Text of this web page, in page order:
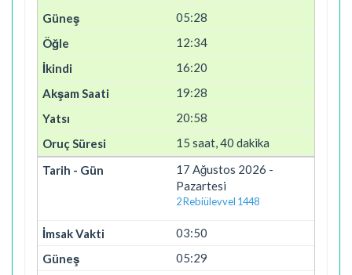
05:28
12:34
16:20
19:28
20:58
15 saat, 40 dakika
17 Ağustos 2026 -
Pazartesi
2 Rebiülevvel 1448
03:50
05:29